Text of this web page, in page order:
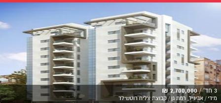
3 חד' / 2,700,000 ₪
מידי / אביגיל, רמת גן / קבוצת צליח רוטשילד